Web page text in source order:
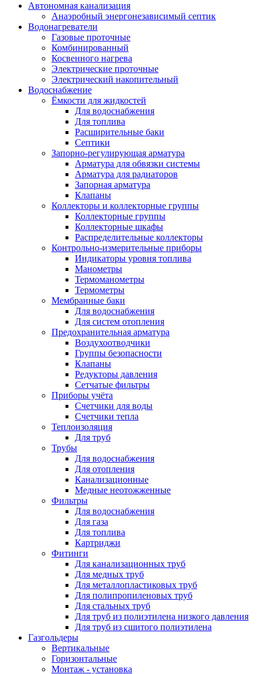
Автономная канализация
Анаэробный энергонезависимый септик
Водонагреватели
Газовые проточные
Комбинированный
Косвенного нагрева
Электрические проточные
Электрический накопительный
Водоснабжение
Ёмкости для жидкостей
Для водоснабжения
Для топлива
Расширительные баки
Септики
Запорно-регулирующая арматура
Арматура для обвязки системы
Арматура для радиаторов
Запорная арматура
Клапаны
Коллекторы и коллекторные группы
Коллекторные группы
Коллекторные шкафы
Распределительные коллекторы
Контрольно-измерительные приборы
Индикаторы уровня топлива
Манометры
Термоманометры
Термометры
Мембранные баки
Для водоснабжения
Для систем отопления
Предохранительная арматура
Воздухоотводчики
Группы безопасности
Клапаны
Редукторы давления
Сетчатые фильтры
Приборы учёта
Счетчики для воды
Счетчики тепла
Теплоизоляция
Для труб
Трубы
Для водоснабжения
Для отопления
Канализационные
Медные неотожженные
Фильтры
Для водоснабжения
Для газа
Для топлива
Картриджи
Фитинги
Для канализационных труб
Для медных труб
Для металлопластиковых труб
Для полипропиленовых труб
Для стальных труб
Для труб из полиэтилена низкого давления
Для труб из сшитого полиэтилена
Газгольдеры
Вертикальные
Горизонтальные
Монтаж - установка